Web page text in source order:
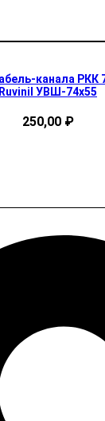
канала РКК
Ruvinil УВШ-74х55
250,00 ₽